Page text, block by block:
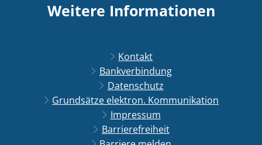
Weitere Informationen
Kontakt
Bankverbindung
Datenschutz
Grundsätze elektron. Kommunikation
Impressum
Barrierefreiheit